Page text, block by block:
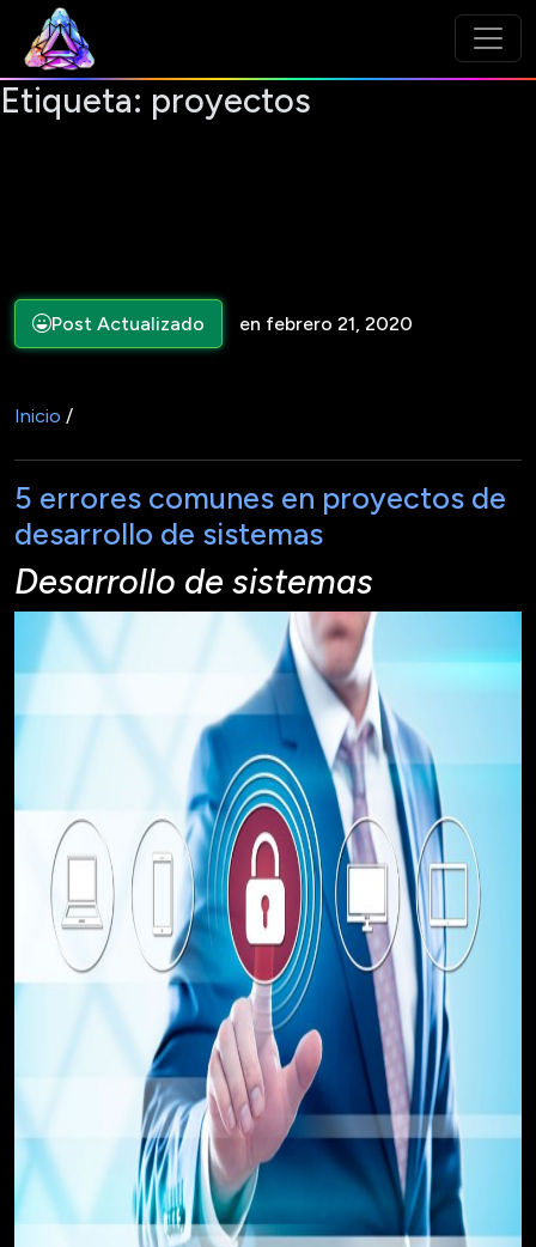
Etiqueta: proyectos
Post Actualizado en febrero 21, 2020
Inicio /
5 errores comunes en proyectos de
desarrollo de sistemas
Desarrollo de sistemas